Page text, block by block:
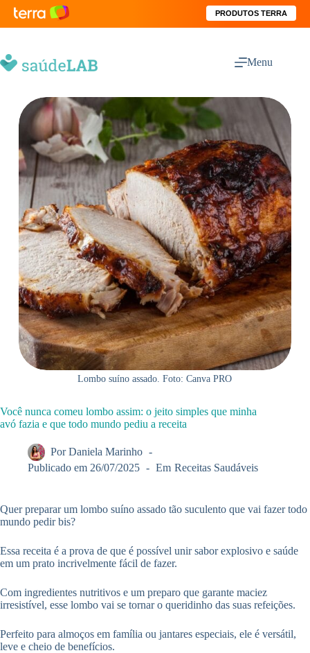
PRODUTOS TERRA
Menu
Lombo suíno assado. Foto: Canva PRO
Você nunca comeu lombo assim: o jeito simples que minha
avó fazia e que todo mundo pediu a receita
Por Daniela Marinho
Publicado em 26/07/2025 Em Receitas Saudáveis
Quer preparar um lombo suíno assado tão suculento que vai fazer todo
mundo pedir bis?
Essa receita é a prova de que é possível unir sabor explosivo e saúde
em um prato incrivelmente fácil de fazer.
Com ingredientes nutritivos e um preparo que garante maciez
irresistível, esse lombo vai se tornar o queridinho das suas refeições.
Perfeito para almoços em família ou jantares especiais, ele é versátil,
leve e cheio de benefícios.